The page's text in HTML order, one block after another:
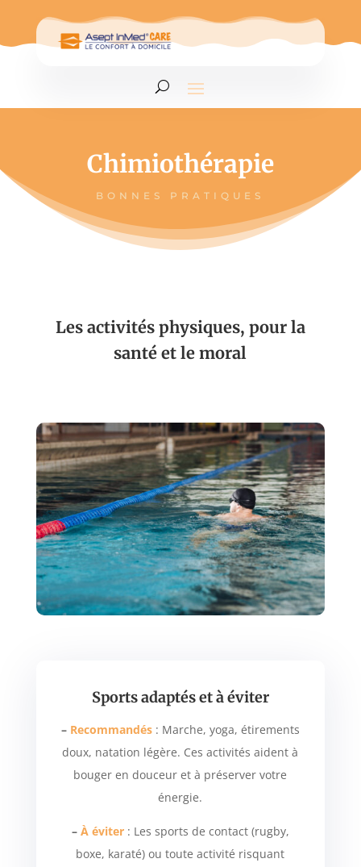
Chimiothérapie
BONNES PRATIQUES
Les activités physiques, pour la
santé et le moral
Sports adaptés et à éviter
– Recommandés: Marche, yoga, étirements
doux, natation légère. Ces activités aident à
bouger en douceur et à préserver votre
énergie.
– À éviter: Les sports de contact (rugby,
boxe, karaté) ou toute activité risquant